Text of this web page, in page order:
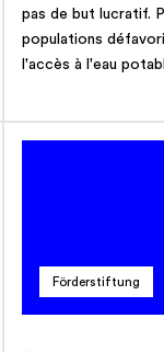
pas de but lucratif.
populations
l'accès à l'eau
comme par
équipements de
de distributions,
d'un réseau de
Förderstiftung